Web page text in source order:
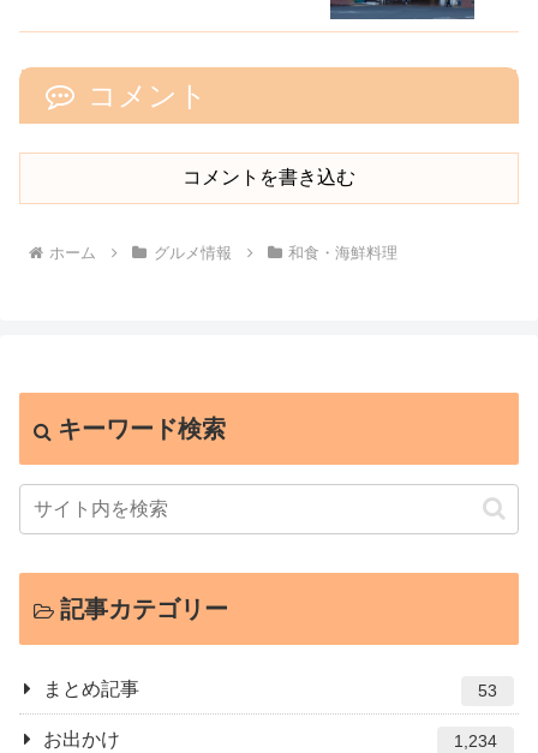
コメント
コメントを書き込む
ホーム グルメ情報 和食・海鮮料理
キーワード検索
記事カテゴリー
まとめ記事 53
お出かけ 1,234